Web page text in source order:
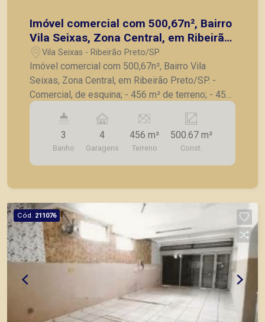
Imóvel comercial com 500,67n², Bairro
Vila Seixas, Zona Central, em Ribeirão
Preto/SP.
Vila Seixas - Ribeirão Preto/SP
Imóvel comercial com 500,67n², Bairro Vila
Seixas, Zona Central, em Ribeirão Preto/SP. -
Comercial, de esquina; - 456 m² de terreno; - 452
m² de área útil; - 12 m frente x 38 m de fundos; -
Vários cômodos; - 03 banheiros; - Cozinha; -
Quintal; - 04 vagas de garagem paralelas; A
Piramid tem como objetivo atender seus clientes
com agilidade e segurança, em locação, vendas
Preto.
3
Banho
4
Garagens
456 m²
Terreno
500.67 m²
Const.
Cód. 211076